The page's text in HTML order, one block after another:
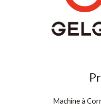
Machine à